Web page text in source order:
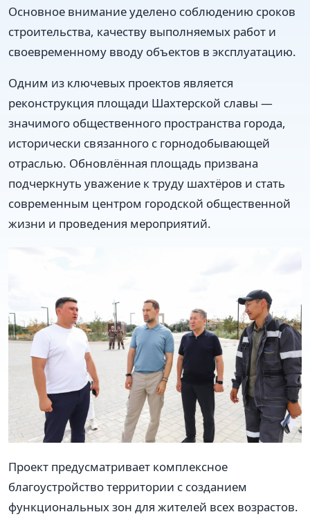
Основное внимание уделено соблюдению сроков
строительства, качеству выполняемых работ и
своевременному вводу объектов в эксплуатацию.
Одним из ключевых проектов является
реконструкция площади Шахтерской славы —
значимого общественного пространства города,
исторически связанного с горнодобывающей
отраслью. Обновлённая площадь призвана
подчеркнуть уважение к труду шахтёров и стать
современным центром городской общественной
жизни и проведения мероприятий.
Проект предусматривает комплексное
благоустройство территории с созданием
функциональных зон для жителей всех возрастов.